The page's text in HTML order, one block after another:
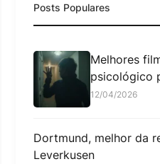
Posts Populares
Melhores
psicológico
12/04/2026
Dortmund, melhor da
Leverkusen